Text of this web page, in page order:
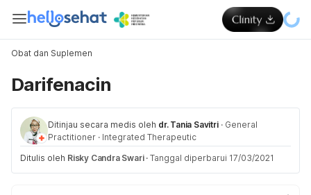
Obat dan Suplemen
Darifenacin
Ditinjau secara medis oleh dr. Tania Savitri · General
Practitioner · Integrated Therapeutic
Ditulis oleh Risky Candra Swari · Tanggal diperbarui 17/03/2021